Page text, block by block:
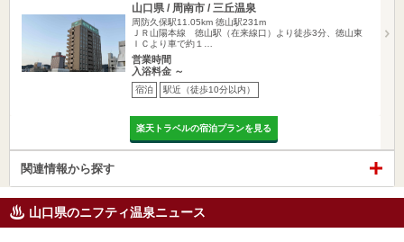
山口県 / 周南市 / 三丘温泉
周防久保駅11.05km 徳山駅231m
ＪＲ山陽本線 徳山駅（在来線口）より徒歩3分、徳山東
ＩＣより車で約１…
営業時間
入浴料金 ～
宿泊 駅近（徒歩10分以内）
楽天トラベルの宿泊プランを見る
関連情報から探す
山口県のニフティ温泉ニュース